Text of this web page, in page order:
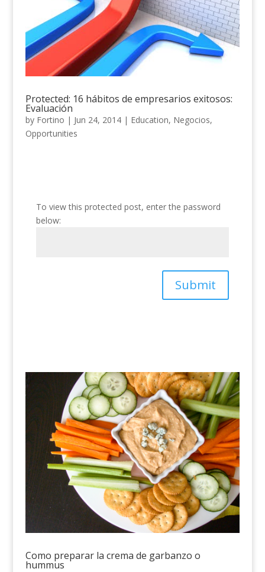
Protected: 16 hábitos de empresarios exitosos:
Evaluación
by Fortino | Jun 24, 2014| Education, Negocios,
Opportunities
To view this protected post, enter the password
below:
Submit
Como preparar la crema de garbanzo o
hummus